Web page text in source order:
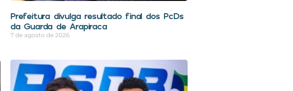
Prefeitura divulga resultado final dos PcDs
da Guarda de Arapiraca
7 de agosto de 2026